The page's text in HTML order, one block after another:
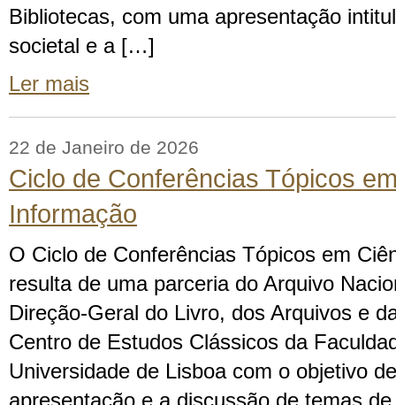
Bibliotecas, com uma apresentação
societal e a […]
Ler mais
22 de Janeiro de 2026
Ciclo de Conferências Tópicos
Informação
O Ciclo de Conferências Tópicos em
resulta de uma parceria do Arquivo
Direção-Geral do Livro, dos Arquivos e
Centro de Estudos Clássicos da
Universidade de Lisboa com o objetivo